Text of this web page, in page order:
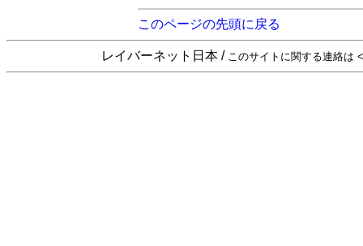
このページの先頭に戻る
レイバーネット日本 / このサイトに関する連絡は